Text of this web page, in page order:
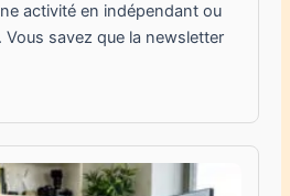
activité en indépendant ou
savez que la newsletter